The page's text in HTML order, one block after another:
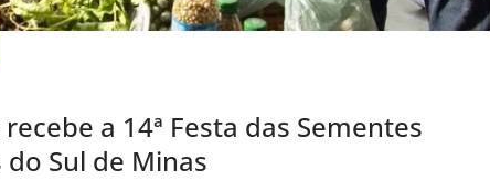
a 14ª Festa das Sementes
Sul de Minas